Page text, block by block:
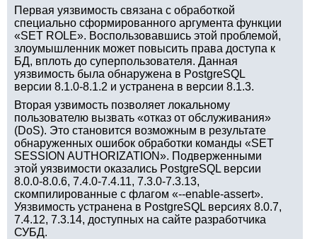
Первая уязвимость связана с обработкой
специально сформированного аргумента функции
«SET ROLE». Воспользовавшись этой проблемой,
злоумышленник может повысить права доступа к
БД, вплоть до суперпользователя. Данная
уязвимость была обнаружена в PostgreSQL
версии 8.1.0-8.1.2 и устранена в версии 8.1.3.
Вторая узвимость позволяет локальному
пользователю вызвать «отказ от обслуживания»
(DoS). Это становится возможным в результате
обнаруженных ошибок обработки команды «SET
SESSION AUTHORIZATION». Подверженными
этой уязвимости оказались PostgreSQL версии
8.0.0-8.0.6, 7.4.0-7.4.11, 7.3.0-7.3.13,
скомпилированные с флагом «--enable-assert».
Уязвимость устранена в PostgreSQL версиях 8.0.7,
7.4.12, 7.3.14, доступных на сайте разработчика
СУБД.